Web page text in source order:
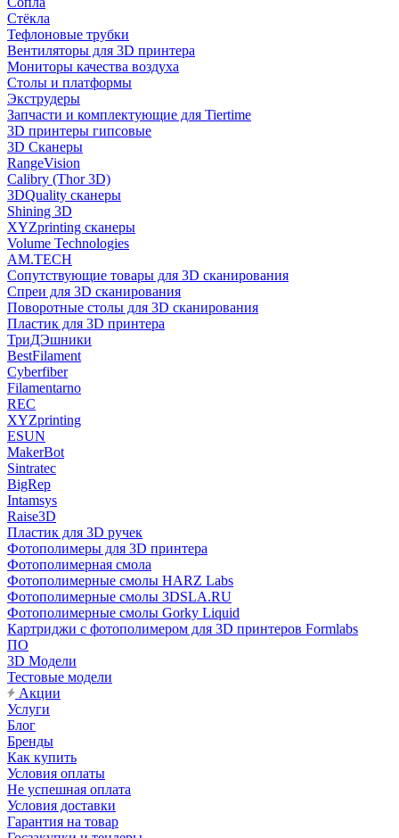
Cтёкла
Тефлоновые трубки
Вентиляторы для 3D принтера
Мониторы качества воздуха
Столы и платформы
Экструдеры
Запчасти и комплектующие для Tiertime
3D принтеры гипсовые
3D Сканеры
RangeVision
Calibry (Thor 3D)
3DQuality сканеры
Shining 3D
XYZprinting сканеры
Volume Technologies
AM.TECH
Сопутствующие товары для 3D сканирования
Спреи для 3D сканирования
Поворотные столы для 3D сканирования
Пластик для 3D принтера
ТриДЭшники
BestFilament
Cyberfiber
Filamentarno
REC
XYZprinting
ESUN
MakerBot
Sintratec
BigRep
Intamsys
Raise3D
Пластик для 3D ручек
Фотополимеры для 3D принтера
Фотополимерная смола
Фотополимерные смолы HARZ Labs
Фотополимерные смолы 3DSLA.RU
Фотополимерные смолы Gorky Liquid
Картриджи с фотополимером для 3D принтеров Formlabs
ПО
3D Модели
Тестовые модели
Акции
Услуги
Блог
Бренды
Как купить
Условия оплаты
Не успешная оплата
Условия доставки
Гарантия на товар